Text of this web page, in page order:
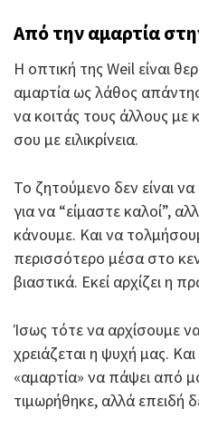
Από την αμαρτία
Η οπτική της Weil είναι
αμαρτία ως λάθος
να κοιτάς τους άλλους με
σου με ειλικρίνεια.
Το ζητούμενο δεν είναι
για να “είμαστε καλοί”,
κάνουμε. Και να
περισσότερο μέσα στο
βιαστικά. Εκεί αρχίζει η
Ίσως τότε να αρχίσουμε
χρειάζεται η ψυχή μας.
«αμαρτία» να πάψει από
τιμωρήθηκε, αλλά επειδή